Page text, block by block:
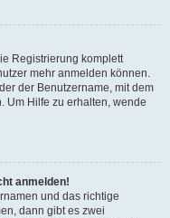
Registrierung komplett
mehr anmelden können.
der Benutzername, mit dem
Um Hilfe zu erhalten, wende
anmelden!
und das richtige
dann gibt es zwei